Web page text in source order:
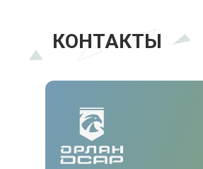
НАША КОМАНДА
КОНТАКТЫ